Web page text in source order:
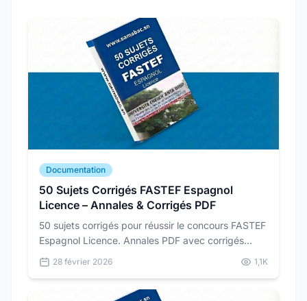
Documentation
50 Sujets Corrigés FASTEF Espagnol
Licence – Annales & Corrigés PDF
50 sujets corrigés pour réussir le concours FASTEF
Espagnol Licence. Annales PDF avec corrigés
détaillés pour vous préparer dans les conditions
réelles du concours.
28 février 2026 1,1K